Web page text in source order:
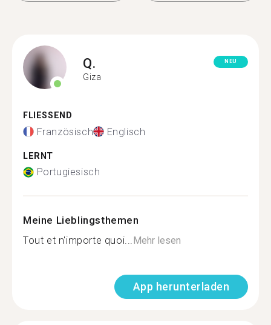
Q.
Giza
NEU
FLIESSEND
Französisch Englisch
LERNT
Portugiesisch
Meine Lieblingsthemen
Tout et n'importe quoi...Mehr lesen
App herunterladen